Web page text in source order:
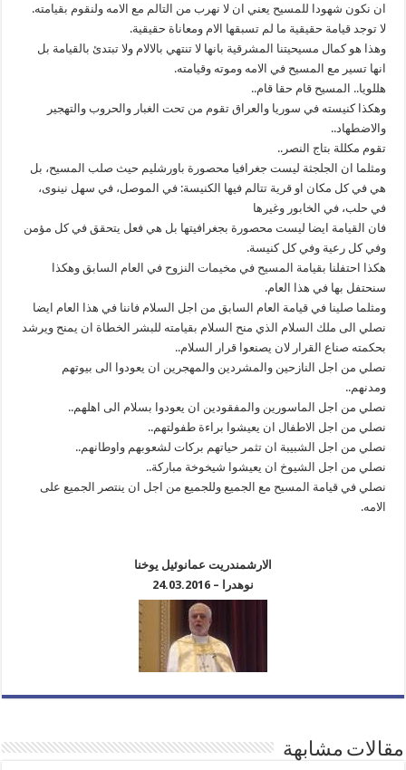
ان نكون شهودا للمسيح يعني ان لا نهرب من التالم مع الامه ولنقوم بقيامته.
لا توجد قيامة حقيقية ما لم تسبقها الام ومعاناة حقيقية.
وهذا هو كمال مسيحيتنا المشرقية بانها لا تنتهي بالالام ولا تبتدئ بالقيامة بل
انها تسير مع المسيح في الامه وموته وقيامته.
هللويا.. المسيح قام حقا قام..
وهكذا كنيسته في سوريا والعراق تقوم من تحت الغبار والحروب والتهجير
والاضطهاد..
تقوم مكللة بتاج النصر..
ومثلما ان الجلجثة ليست جغرافيا محصورة باورشليم حيث صلب المسيح، بل
هي في كل مكان او قرية تتالم فيها الكنيسة: في الموصل، في سهل نينوى،
في حلب، في الخابور وغيرها
فان القيامة ايضا ليست محصورة بجغرافيتها بل هي فعل يتحقق في كل مؤمن
وفي كل رعية وفي كل كنيسة.
هكذا احتفلنا بقيامة المسيح في مخيمات النزوح في العام السابق وهكذا
سنحتفل بها في هذا العام.
ومثلما صلينا في قيامة العام السابق من اجل السلام فاننا في هذا العام ايضا
نصلي الى ملك السلام الذي منح السلام بقيامته للبشر الخطاة ان يمنح ويرشد
بحكمته صناع القرار لان يصنعوا قرار السلام..
نصلي من اجل النازحين والمشردين والمهجرين ان يعودوا الى بيوتهم
ومدنهم..
نصلي من اجل الماسورين والمفقودين ان يعودوا بسلام الى اهلهم..
نصلي من اجل الاطفال ان يعيشوا براءة طفولتهم..
نصلي من اجل الشبيبة ان تثمر حياتهم بركات لشعوبهم واوطانهم..
نصلي من اجل الشيوخ ان يعيشوا شيخوخة مباركة..
نصلي في قيامة المسيح مع الجميع وللجميع من اجل ان ينتصر الجميع على
الامه.
الارشمندريت عمانوئيل يوخنا
نوهدرا – 24.03.2016
مقالات مشابهة